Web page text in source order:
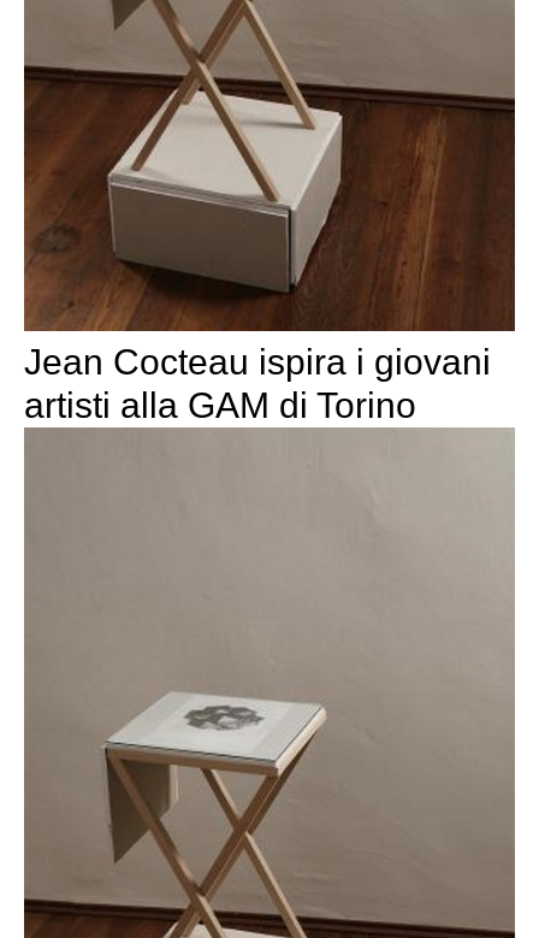
Jean Cocteau ispira i giovani
artisti alla GAM di Torino